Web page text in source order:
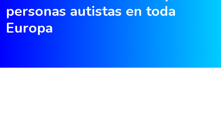
personas autistas en toda
Europa